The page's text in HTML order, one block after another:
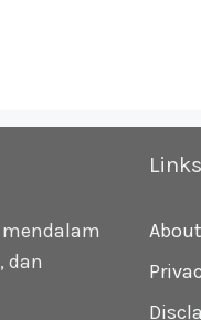
dan
Links
About